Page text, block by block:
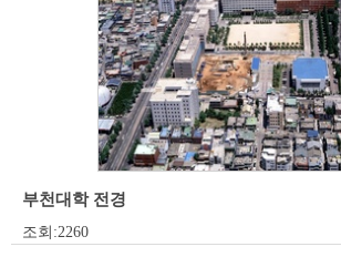
부천대학 전경
조회:2260